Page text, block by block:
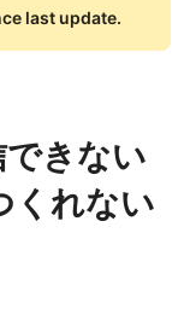
last update.
きない
くれない